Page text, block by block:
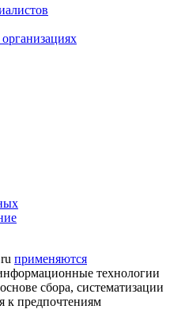
применяются
технологии
сбора, систематизации
к предпочтениям